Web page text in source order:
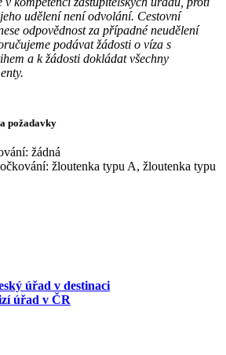
udělení není odvolání. Cestovní
odpovědnost za případné neudělení
podávat žádosti o víza s
a k žádosti dokládat všechny
požadavky
žádná
žloutenka typu A, žloutenka typu
úřad v destinaci
úřad v ČR